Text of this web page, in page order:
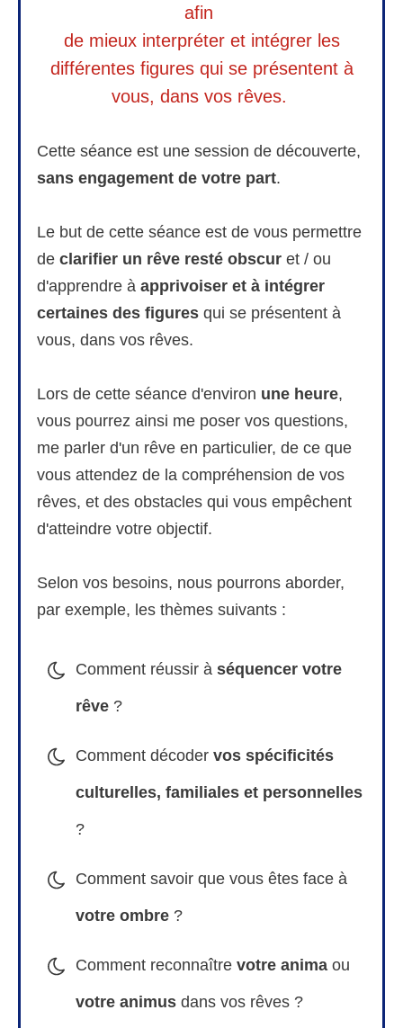
afin
de mieux interpréter et intégrer les
différentes figures qui se présentent à
vous, dans vos rêves.
Cette séance est une session de découverte,
sans engagement de votre part.
Le but de cette séance est de vous permettre
de clarifier un rêve resté obscur et / ou
d'apprendre à apprivoiser et à intégrer
certaines des figures qui se présentent à
vous, dans vos rêves.
Lors de cette séance d'environ une heure,
vous pourrez ainsi me poser vos questions,
me parler d'un rêve en particulier, de ce que
vous attendez de la compréhension de vos
rêves, et des obstacles qui vous empêchent
d'atteindre votre objectif.
Selon vos besoins, nous pourrons aborder,
par exemple, les thèmes suivants :
Comment réussir à séquencer votre
rêve ?
Comment décoder vos spécificités
culturelles, familiales et personnelles
?
Comment savoir que vous êtes face à
votre ombre ?
Comment reconnaître votre anima ou
votre animus dans vos rêves ?